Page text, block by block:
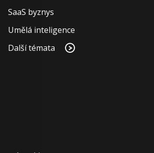
SaaS byznys
Umělá inteligence
Další témata